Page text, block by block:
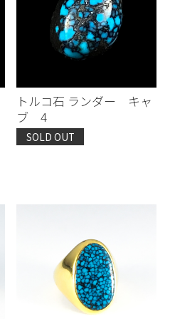
トルコ石 ランダー キャ
ブ 4
SOLD OUT